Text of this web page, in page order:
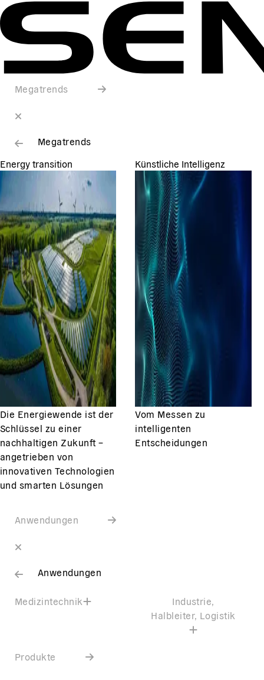
Megatrends
Megatrends
Energy transition
Die Energiewende ist der
Schlüssel zu einer
nachhaltigen Zukunft –
angetrieben von
innovativen Technologien
und smarten Lösungen
Künstliche Intelligenz
Vom Messen zu
intelligenten
Entscheidungen
Anwendungen
Anwendungen
Medizintechnik
Industrie,
Halbleiter, Logistik
Produkte